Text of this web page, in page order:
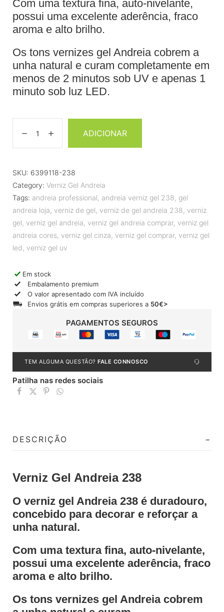
Com uma textura fina, auto-nivelante,
possui uma excelente aderência, fraco
aroma e alto brilho.
Os tons vernizes gel Andreia cobrem a
unha natural e curam completamente em
menos de 2 minutos sob UV e apenas 1
minuto sob luz LED.
ADICIONAR
SKU: 6399118-238
Category: Verniz Gel Andreia
Tags: andreia professional, andreia verniz gel 238, gel
andreia loja, verniz de gel, verniz de gel andreia 238, verniz
gel, verniz gel andreia, verniz gel andreia comprar, verniz gel
andreia cores, verniz gel cinza, verniz gel comprar, verniz gel
led , verniz gel uv
Em stock
Embalamento premium
O valor apresentado com IVA incluído
Envios grátis em compras superiores a 50€>
PAGAMENTOS SEGUROS
TEM ALGUMA QUESTÃO? FALE CONNOSCO
Patilha nas redes sociais
DESCRIÇÃO
Verniz Gel Andreia 238
O verniz gel Andreia 238 é duradouro,
concebido para decorar e reforçar a
unha natural.
Com uma textura fina, auto-nivelante,
possui uma excelente aderência, fraco
aroma e alto brilho.
Os tons vernizes gel Andreia cobrem